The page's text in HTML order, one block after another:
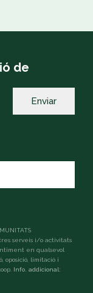
de
serveis i/o activitats
en qualsevol
oposició, limitació i
Info. addicional: